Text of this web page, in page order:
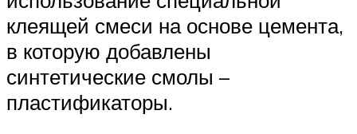
клеящей смеси на основе цемента,
в которую добавлены
синтетические смолы –
пластификаторы.